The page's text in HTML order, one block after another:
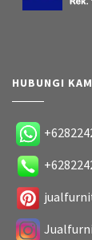
HUBUNGI